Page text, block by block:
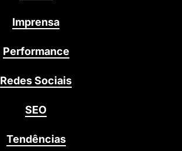
Imprensa
Performance
Redes Sociais
SEO
Tendências